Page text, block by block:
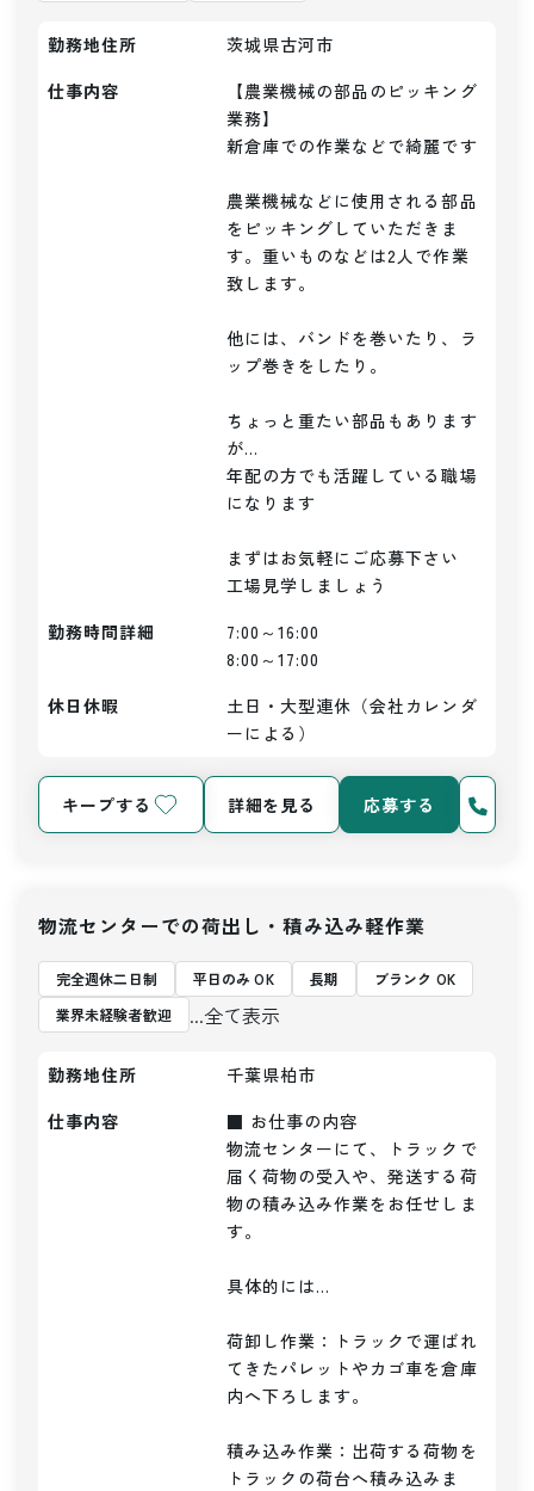
勤務地住所
茨城県古河市
仕事内容
【農業機械の部品のピッキング
業務】
新倉庫での作業などで綺麗です
農業機械などに使用される部品
をピッキングしていただきま
す。重いものなどは2人で作業
致します。
他には、バンドを巻いたり、ラ
ップ巻きをしたり。
ちょっと重たい部品もあります
が...
年配の方でも活躍している職場
になります
まずはお気軽にご応募下さい
勤務時間詳細
7:00～16:00
8:00～17:00
休日休暇
土日・大型連休（会社カレンダ
ーによる）
キープする 詳細を見る 応募する
物流センターでの荷出し・積み込み軽作業
完全週休二日制 平日のみ OK 長期
ブランク OK
業界未経験者歓迎
...全て表示
勤務地住所
千葉県柏市
仕事内容
■ お仕事の内容
物流センターにて、トラックで
届く荷物の受入や、発送する荷
物の積み込み作業をお任せしま
す。
具体的には…
荷卸し作業：トラックで運ばれ
てきたパレットやカゴ車を倉庫
内へ下ろします。
積み込み作業：出荷する荷物を
トラックの荷台へ積み込みま